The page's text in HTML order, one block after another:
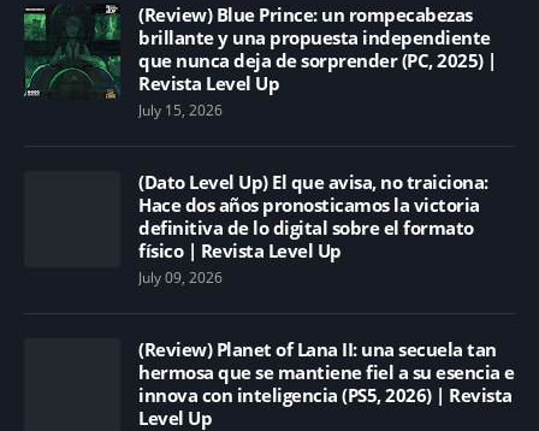
(Review) Blue Prince: un rompecabezas
brillante y una propuesta independiente
que nunca deja de sorprender (PC, 2025) |
Revista Level Up
July 15, 2026
(Dato Level Up) El que avisa, no traiciona:
Hace dos años pronosticamos la victoria
definitiva de lo digital sobre el formato
físico | Revista Level Up
July 09, 2026
(Review) Planet of Lana II: una secuela tan
hermosa que se mantiene fiel a su esencia e
innova con inteligencia (PS5, 2026) | Revista
Level Up